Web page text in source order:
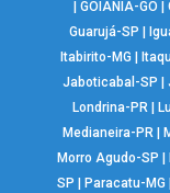
GOIÂNIA-GO
Guarujá-SP
Itabirito-MG
Jaboticabal-SP
Londrina-PR|
Medianeira-PR
Morro Agudo-SP
SP
Paracatu-MG